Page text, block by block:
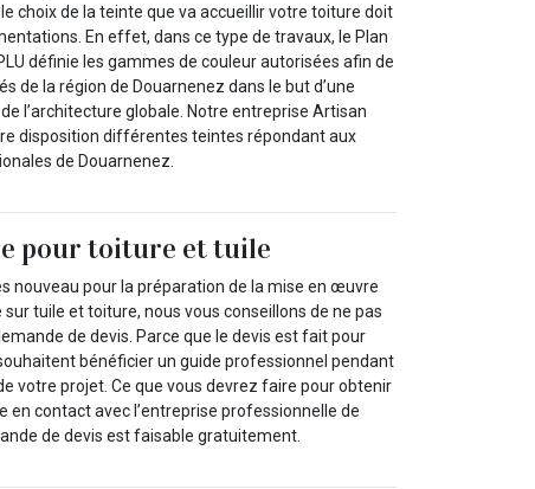
choix de la teinte que va accueillir votre toiture doit
En effet, dans ce type de travaux, le Plan
définie les gammes de couleur autorisées afin de
de la région de Douarnenez dans le but d’une
l’architecture globale. Notre entreprise Artisan
disposition différentes teintes répondant aux
de Douarnenez.
pour toiture et tuile
nouveau pour la préparation de la mise en œuvre
sur tuile et toiture, nous vous conseillons de ne pas
de devis. Parce que le devis est fait pour
bénéficier un guide professionnel pendant
votre projet. Ce que vous devrez faire pour obtenir
en contact avec l’entreprise professionnelle de
de devis est faisable gratuitement.